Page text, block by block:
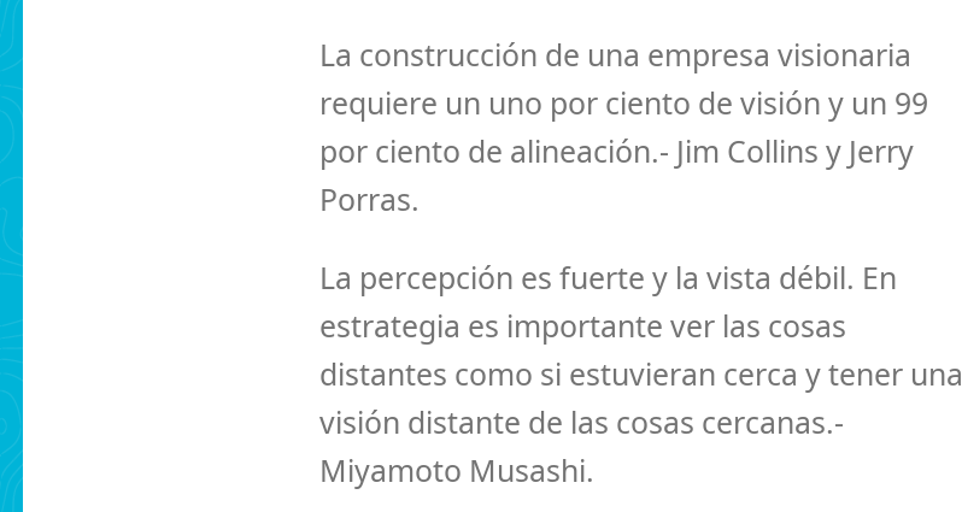
La construcción de una empresa visionaria
requiere un uno por ciento de visión y un 99
por ciento de alineación.- Jim Collins y Jerry
Porras.
La percepción es fuerte y la vista débil. En
estrategia es importante ver las cosas
distantes como si estuvieran cerca y tener una
visión distante de las cosas cercanas.-
Miyamoto Musashi.